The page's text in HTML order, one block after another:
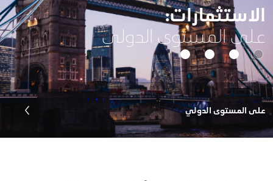
الاستثمارات:
على المستوى الدولي
على المستوى الدولي